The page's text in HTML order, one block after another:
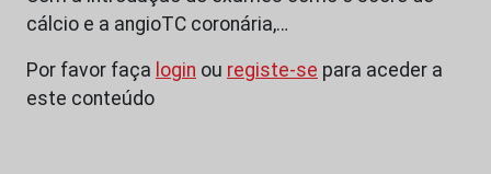
cálcio e a angioTC coronária,…
Por favor faça login ou registe-se para aceder a
este conteúdo